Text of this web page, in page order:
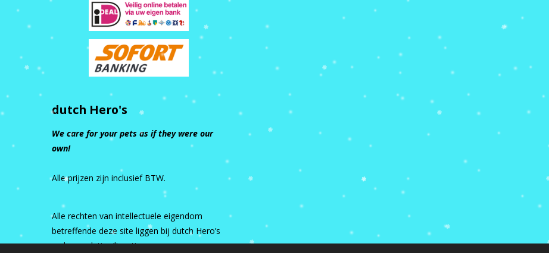
dutch Hero's
We care for your pets as if they were our
own!
Alle prijzen zijn inclusief BTW.
Alle rechten van intellectuele eigendom
betreffende deze site liggen bij dutch Hero’s
en haar relaties/licentiegevers.